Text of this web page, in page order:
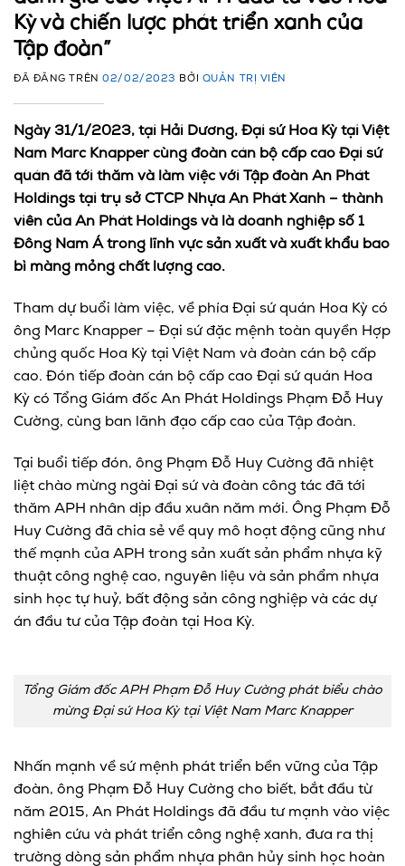
Kỳ và chiến lược phát triển xanh của
Tập đoàn”
ĐÃ ĐĂNG TRÊN02/02/2023 BỞI QUẢN TRỊ VIÊN
Ngày 31/1/2023, tại Hải Dương, Đại sứ Hoa Kỳ tại Việt
Nam Marc Knapper cùng đoàn cán bộ cấp cao Đại sứ
quán đã tới thăm và làm việc với Tập đoàn An Phát
Holdings tại trụ sở CTCP Nhựa An Phát Xanh – thành
viên của An Phát Holdings và là doanh nghiệp số 1
Đông Nam Á trong lĩnh vực sản xuất và xuất khẩu bao
bì màng mỏng chất lượng cao.
Tham dự buổi làm việc, về phía Đại sứ quán Hoa Kỳ có
ông Marc Knapper – Đại sứ đặc mệnh toàn quyền Hợp
chủng quốc Hoa Kỳ tại Việt Nam và đoàn cán bộ cấp
cao. Đón tiếp đoàn cán bộ cấp cao Đại sứ quán Hoa
Kỳ có Tổng Giám đốc An Phát Holdings Phạm Đỗ Huy
Cường, cùng ban lãnh đạo cấp cao của Tập đoàn.
Tại buổi tiếp đón, ông Phạm Đỗ Huy Cường đã nhiệt
liệt chào mừng ngài Đại sứ và đoàn công tác đã tới
thăm APH nhân dịp đầu xuân năm mới. Ông Phạm Đỗ
Huy Cường đã chia sẻ về quy mô hoạt động cũng như
thế mạnh của APH trong sản xuất sản phẩm nhựa kỹ
thuật công nghệ cao, nguyên liệu và sản phẩm nhựa
sinh học tự huỷ, bất động sản công nghiệp và các dự
án đầu tư của Tập đoàn tại Hoa Kỳ.
Tổng Giám đốc APH Phạm Đỗ Huy Cường phát biểu chào
mừng Đại sứ Hoa Kỳ tại Việt Nam Marc Knapper
Nhấn mạnh về sứ mệnh phát triển bền vững của Tập
đoàn, ông Phạm Đỗ Huy Cường cho biết, bắt đầu từ
năm 2015, An Phát Holdings đã đầu tư mạnh vào việc
nghiên cứu và phát triển công nghệ xanh, đưa ra thị
trường dòng sản phẩm nhựa phân hủy sinh học hoàn